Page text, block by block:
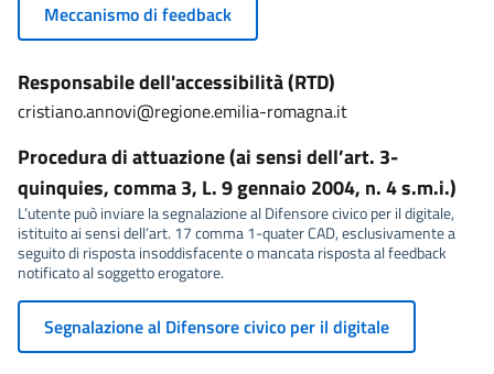
Meccanismo di feedback
Responsabile dell'accessibilità (RTD)
cristiano.annovi@regione.emilia-romagna.it
Procedura di attuazione (ai sensi dell’art. 3-
quinquies, comma 3, L. 9 gennaio 2004, n. 4 s.m.i.)
L’utente può inviare la segnalazione al Difensore civico per il digitale,
istituito ai sensi dell’art. 17 comma 1-quater CAD, esclusivamente a
seguito di risposta insoddisfacente o mancata risposta al feedback
notificato al soggetto erogatore.
Segnalazione al Difensore civico per il digitale